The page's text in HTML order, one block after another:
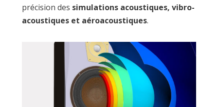
précision des simulations acoustiques, vibro-
acoustiques et aéroacoustiques.